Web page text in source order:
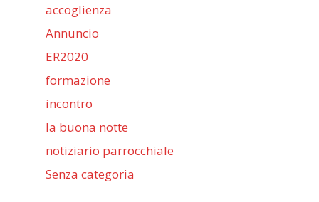
accoglienza
Annuncio
ER2020
formazione
incontro
la buona notte
notiziario parrocchiale
Senza categoria